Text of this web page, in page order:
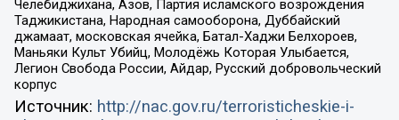
Челебиджихана, Азов, Партия исламского возрождения
Таджикистана, Народная самооборона, Дуббайский
джамаат, московская ячейка, Батал-Хаджи Белхороев,
Маньяки Культ Убийц, Молодёжь Которая Улыбается,
Легион Свобода России, Айдар, Русский добровольческий
корпус
Источник: http://nac.gov.ru/terroristicheskie-i-